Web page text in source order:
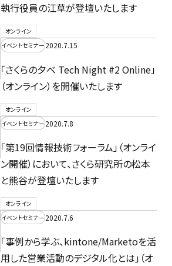
執行役員の江草が登壇いたします
オンライン
イベントセミナー2020.7.15
「さくらの夕べ Tech Night #2 Online」
（オンライン）を開催いたします
オンライン
イベントセミナー2020.7.8
「第19回情報技術フォーラム」（オンライ
ン開催）において、さくら研究所の松本
と熊谷が登壇いたします
オンライン
イベントセミナー2020.7.6
「事例から学ぶ、kintone/Marketoを活
用した営業活動のデジタル化とは」（オ